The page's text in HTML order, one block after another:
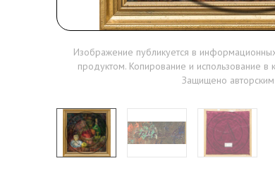
Изображение публикуется в
продуктом. Копирование и использование
Защищено